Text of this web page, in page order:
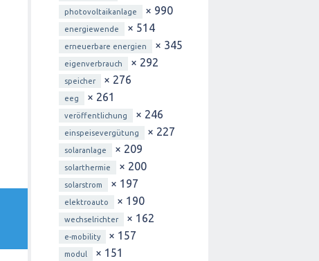
photovoltaikanlage × 990
energiewende × 514
erneuerbare energien × 345
eigenverbrauch × 292
speicher × 276
eeg × 261
veröffentlichung × 246
einspeisevergütung × 227
solaranlage × 209
solarthermie × 200
solarstrom × 197
elektroauto × 190
wechselrichter × 162
e-mobility × 157
modul × 151